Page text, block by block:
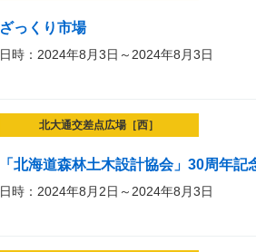
ざっくり市場
日時：2024年8月3日～2024年8月3日
北大通交差点広場［西］
「北海道森林土木設計協会」30周年記
日時：2024年8月2日～2024年8月3日